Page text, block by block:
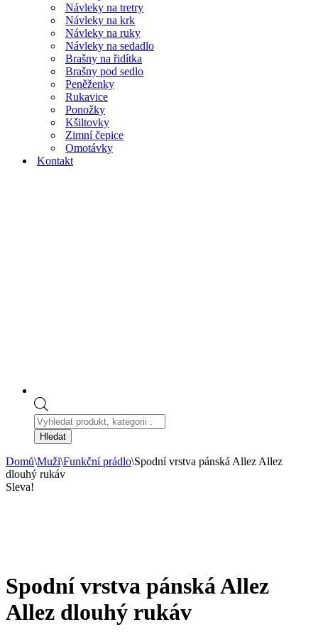
Návleky na tretry
Návleky na krk
Návleky na ruky
Návleky na sedadlo
Brašny na řidítka
Brašny pod sedlo
Peněženky
Rukavice
Ponožky
Kšiltovky
Zimní čepice
Omotávky
Kontakt
Products
search
Hledat
Domů\Muži\Funkční prádlo\Spodní vrstva pánská Allez Allez
dlouhý rukáv
Sleva!
Spodní vrstva pánská Allez
Allez dlouhý rukáv